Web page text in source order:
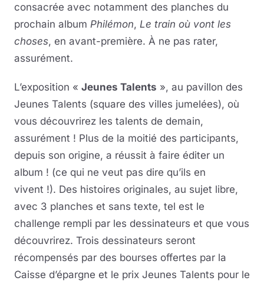
consacrée avec notamment des planches du
prochain album Philémon, Le train où vont les
choses, en avant-première. À ne pas rater,
assurément.
L’exposition « Jeunes Talents », au pavillon des
Jeunes Talents (square des villes jumelées), où
vous découvrirez les talents de demain,
assurément ! Plus de la moitié des participants,
depuis son origine, a réussit à faire éditer un
album ! (ce qui ne veut pas dire qu’ils en
vivent !). Des histoires originales, au sujet libre,
avec 3 planches et sans texte, tel est le
challenge rempli par les dessinateurs et que vous
découvrirez. Trois dessinateurs seront
récompensés par des bourses offertes par la
Caisse d’épargne et le prix Jeunes Talents pour le